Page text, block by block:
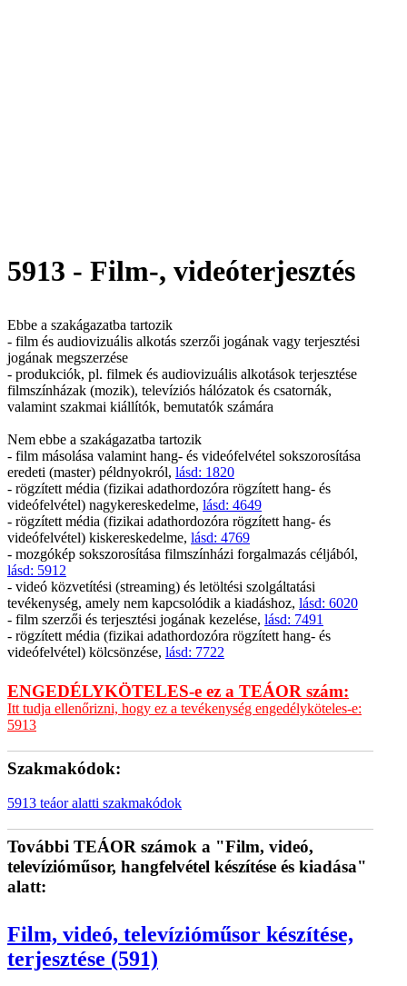
5913 - Film-, videóterjesztés
Ebbe a szakágazatba tartozik
- film és audiovizuális alkotás szerzői jogának vagy terjesztési
jogának megszerzése
- produkciók, pl. filmek és audiovizuális alkotások terjesztése
filmszínházak (mozik), televíziós hálózatok és csatornák,
valamint szakmai kiállítók, bemutatók számára
Nem ebbe a szakágazatba tartozik
- film másolása valamint hang- és videófelvétel sokszorosítása
eredeti (master) példnyokról, lásd: 1820
- rögzített média (fizikai adathordozóra rögzített hang- és
videófelvétel) nagykereskedelme, lásd: 4649
- rögzített média (fizikai adathordozóra rögzített hang- és
videófelvétel) kiskereskedelme, lásd: 4769
- mozgókép sokszorosítása filmszínházi forgalmazás céljából,
lásd: 5912
- videó közvetítési (streaming) és letöltési szolgáltatási
tevékenység, amely nem kapcsolódik a kiadáshoz, lásd: 6020
- film szerzői és terjesztési jogának kezelése, lásd: 7491
- rögzített média (fizikai adathordozóra rögzített hang- és
videófelvétel) kölcsönzése, lásd: 7722
ENGEDÉLYKÖTELES-e ez a TEÁOR szám:
Itt tudja ellenőrizni, hogy ez a tevékenység engedélyköteles-e:
5913
Szakmakódok:
5913 teáor alatti szakmakódok
További TEÁOR számok a "Film, videó,
televízióműsor, hangfelvétel készítése és kiadása"
alatt:
Film, videó, televízióműsor készítése,
terjesztése (591)